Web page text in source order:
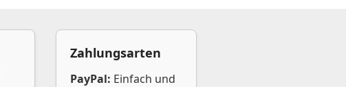
Zahlungsarten
PayPal: Einfach und